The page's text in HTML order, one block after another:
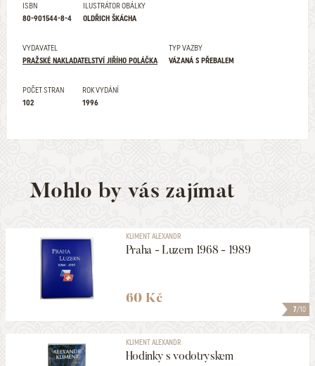
ISBN
80-901544-8-4
ILUSTRÁTOR OBÁLKY
OLDŘICH ŠKÁCHA
VYDAVATEL
PRAŽSKÉ NAKLADATELSTVÍ JIŘÍHO POLÁČKA
TYP VAZBY
VÁZANÁ S PŘEBALEM
POČET STRAN
102
ROK VYDÁNÍ
1996
Mohlo by vás zajímat
7/10
KLIMENT ALEXANDR
Praha - Luzern 1968 - 1989
60 Kč
KLIMENT ALEXANDR
Hodinky s vodotryskem